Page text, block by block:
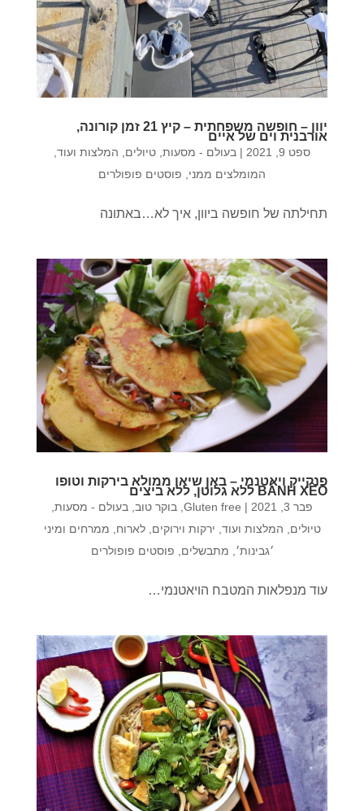
יוון – חופשה משפחתית – קיץ 21 זמן קורונה,
אורבנית וים של איים
ספט 9, 2021 | בעולם - מסעות, טיולים, המלצות ועוד
המומלצים ממני
פוסטים פופולרים
תחילתה של חופשה ביוון, איך לא…באתונה
פנקייק ויאטנמי – באן שיאו ממולא בירקות וטופו
BÁNH XÈO ללא גלוטן, ללא ביצים
פבר 3, 2021 |
Gluten free
, בוקר טוב, בעולם - מסעות,
טיולים, המלצות ועוד, ירקות וירוקים,לארוח, ממרחים ומיני
׳גבינות׳, מתבשלים, פוסטים פופולרים
עוד מנפלאות המטבח הויאטנמי…